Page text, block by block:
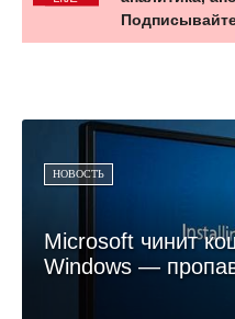
НОВОСТЬ
Microsoft чинит
Windows —